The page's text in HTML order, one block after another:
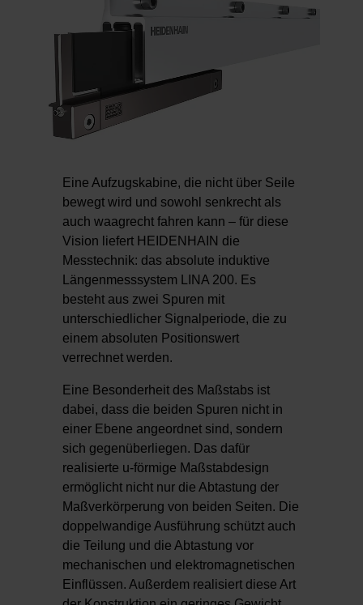
Eine Aufzugskabine, die nicht über Seile
bewegt wird und sowohl senkrecht als
auch waagrecht fahren kann – für diese
Vision liefert HEIDENHAIN die
Messtechnik: das absolute induktive
Längenmesssystem LINA 200. Es
besteht aus zwei Spuren mit
unterschiedlicher Signalperiode, die zu
einem absoluten Positionswert
verrechnet werden.
Eine Besonderheit des Maßstabs ist
dabei, dass die beiden Spuren nicht in
einer Ebene angeordnet sind, sondern
sich gegenüberliegen. Das dafür
realisierte u-förmige Maßstabdesign
ermöglicht nicht nur die Abtastung der
Maßverkörperung von beiden Seiten. Die
doppelwandige Ausführung schützt auch
die Teilung und die Abtastung vor
mechanischen und elektromagnetischen
Einflüssen. Außerdem realisiert diese Art